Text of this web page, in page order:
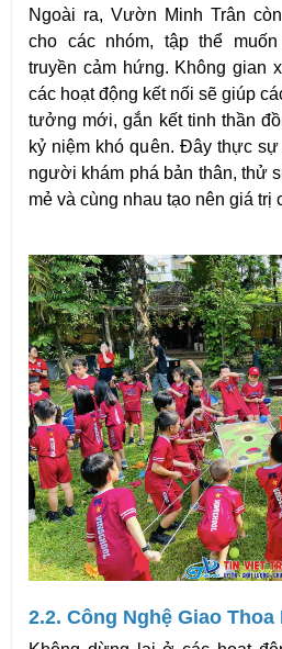
Ngoài ra, Vườn Minh Trân
cho các nhóm, tập thể
truyền cảm hứng. Không gian
các hoạt động kết nối sẽ giúp
tưởng mới, gắn kết tinh thần
kỷ niệm khó quên. Đây thực
người khám phá bản thân, thử
mẻ và cùng nhau tạo nên giá trị
2.2. Công Nghệ Giao Thoa